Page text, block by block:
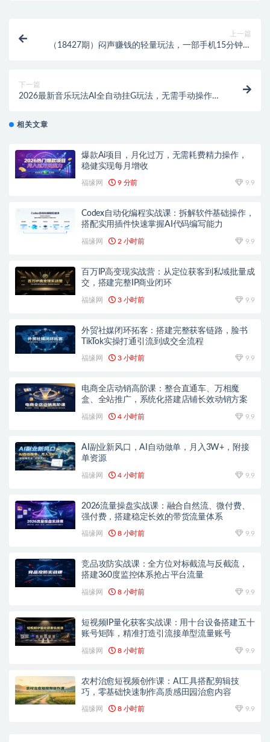
上一篇
（18427期）闷声赚钱的轻量玩法，一部手机15分钟，
下一篇
2026最新音乐玩法AI全自动挂G玩法，无需手动操作，
相关文章
爆款Ai项目，月化过万，无需耗费精力操作，
稳健实现每月增收
福缘网 9 分前 9.9
Codex自动化编程实战课：拆解软件基础操作，
搭配实用插件快速掌握AI代码编写能力
福缘网 2 小时前 9.9
百万IP高变现实战营：从定位获客到私域批量成
交，搭建完整IP商业闭环
福缘网 3 小时前 9.9
外贸社媒闭环拓客：搭建完整获客链路，脸书
TikTok实操打通引流到成交全流程
福缘网 3 小时前 9.9
电商全店动销高阶课：整合直通车、万相魔
盒、全站推广，系统化搭建店铺长效动销方案
福缘网 4 小时前 9.9
AI副业新风口，AI自动做单，月入3W+，附接
单资源
福缘网 4 小时前 9.9
2026流量操盘实战课：融合自然流、微付费、
强付费，搭建稳定长效的带货流量体系
福缘网 8 小时前 9.9
竞品攻防实战课：全方位对标截流与反截流，
搭建360度监控体系抢占平台流量
福缘网 8 小时前 9.9
短视频IP量化获客实战课：用十台设备搭建五十
账号矩阵，精准打造引流接单型流量账号
福缘网 8 小时前 9.9
农村治愈短视频创作课：AI工具搭配剪辑技
巧，零基础快速制作高质感田园治愈内容
福缘网 8 小时前 9.9